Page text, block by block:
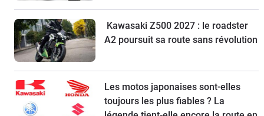
Kawasaki Z500 2027 : le roadster
A2 poursuit sa route sans révolution
Les motos japonaises sont-elles
toujours les plus fiables ? La